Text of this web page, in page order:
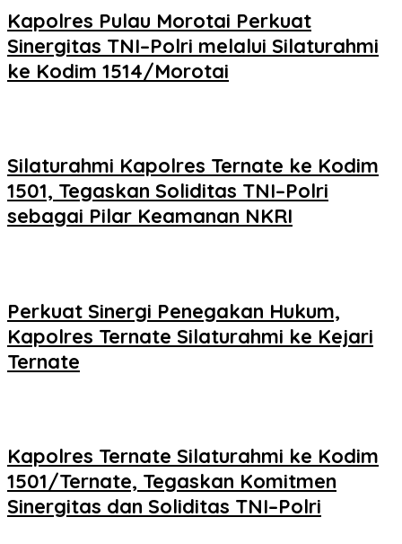
Kapolres Pulau Morotai Perkuat
Sinergitas TNI–Polri melalui Silaturahmi
ke Kodim 1514/Morotai
Silaturahmi Kapolres Ternate ke Kodim
1501, Tegaskan Soliditas TNI–Polri
sebagai Pilar Keamanan NKRI
Perkuat Sinergi Penegakan Hukum,
Kapolres Ternate Silaturahmi ke Kejari
Ternate
Kapolres Ternate Silaturahmi ke Kodim
1501/Ternate, Tegaskan Komitmen
Sinergitas dan Soliditas TNI–Polri